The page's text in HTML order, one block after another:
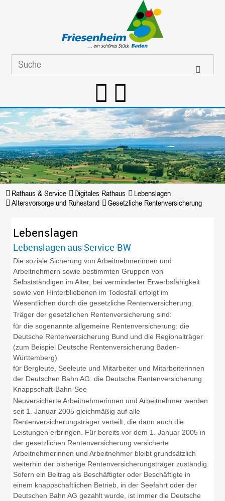
Rathaus & Service Digitales Rathaus
Lebenslagen
Altersvorsorge und Ruhestand
Gesetzliche Rentenversicherung
Lebenslagen
Lebenslagen aus Service-BW
Die soziale Sicherung von Arbeitnehmerinnen und
Arbeitnehmern sowie bestimmten Gruppen von
Selbstständigen im Alter, bei verminderter Erwerbsfähigkeit
sowie von Hinterbliebenen im Todesfall erfolgt im
Wesentlichen durch die gesetzliche Rentenversicherung.
Träger der gesetzlichen Rentenversicherung sind:
für die sogenannte allgemeine Rentenversicherung: die
Deutsche Rentenversicherung Bund und die Regionalträger
(zum Beispiel Deutsche Rentenversicherung Baden-
Württemberg)
für Bergleute, Seeleute und Mitarbeiter und Mitarbeiterinnen
der Deutschen Bahn AG: die Deutsche Rentenversicherung
Knappschaft-Bahn-See
Neuversicherte Arbeitnehmerinnen und Arbeitnehmer werden
seit 1. Januar 2005 gleichmäßig auf alle
Rentenversicherungsträger verteilt, die dann auch die
Leistungen erbringen. Für bereits vor dem 1. Januar 2005 in
der gesetzlichen Rentenversicherung versicherte
Arbeitnehmerinnen und Arbeitnehmer bleibt grundsätzlich
weiterhin der bisherige Rentenversicherungsträger zuständig.
Sofern ein Beitrag als Beschäftigter oder Beschäftigte in
einem knappschaftlichen Betrieb, in der Seefahrt oder der
Deutschen Bahn AG gezahlt wurde, ist immer die Deutsche